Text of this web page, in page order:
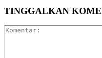
TINGGALKAN